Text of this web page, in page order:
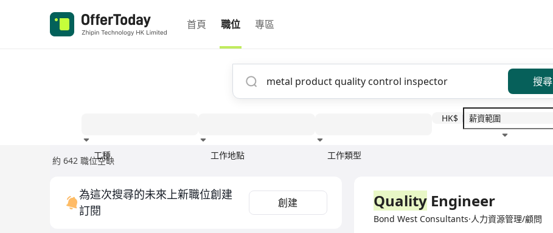
首頁 職位 專區
搜尋
工種 工作地點 工作類型
HK$
約 642 職位空缺
為這次搜尋的未來上新職位創建
訂閱
創建 Quality Engineer
Bond West Consultants·人力資源管理/顧問